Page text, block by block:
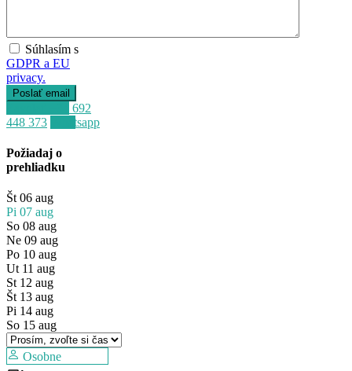
Predaj
Mimo trhu
Súhlasím s
GDPR a EU
privacy.
+34 692
448 373
Whatsapp
Požiadaj o
prehliadku
Št 06 aug
Pi 07 aug
So 08 aug
Ne 09 aug
Po 10 aug
Ut 11 aug
St 12 aug
Št 13 aug
Pi 14 aug
So 15 aug
Osobne